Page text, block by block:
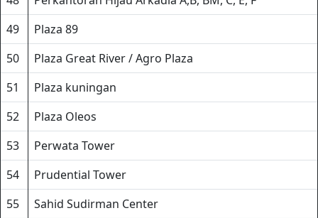
49
Plaza 89
50
Plaza Great River / Agro Plaza
51
Plaza kuningan
52
Plaza Oleos
53
Perwata Tower
54
Prudential Tower
55
Sahid Sudirman Center